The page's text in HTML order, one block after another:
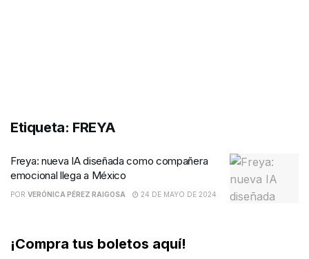
Etiqueta: FREYA
Freya: nueva IA diseñada como compañera
emocional llega a México
POR VERÓNICA PÉREZ RAIGOSA 24 DE MAYO DE 2024
¡Compra tus boletos aquí!